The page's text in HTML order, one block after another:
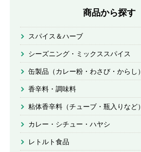
商品から探す
スパイス＆ハーブ
シーズニング・ミックススパイス
缶製品（カレー粉・わさび・からし）
香辛料・調味料
粘体香辛料（チューブ・瓶入りなど）
カレー・シチュー・ハヤシ
レトルト食品